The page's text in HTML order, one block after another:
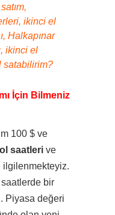
ikinci el
Halkapınar
ikinci el
satabilirim?
İçin Bilmeniz
100 $ ve
saatleri ve
ilgilenmekteyiz.
bir
Piyasa değeri